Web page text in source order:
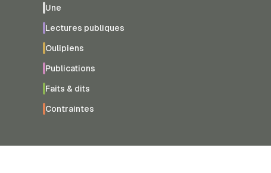
Une
Lectures publiques
Oulipiens
Publications
Faits & dits
Contraintes